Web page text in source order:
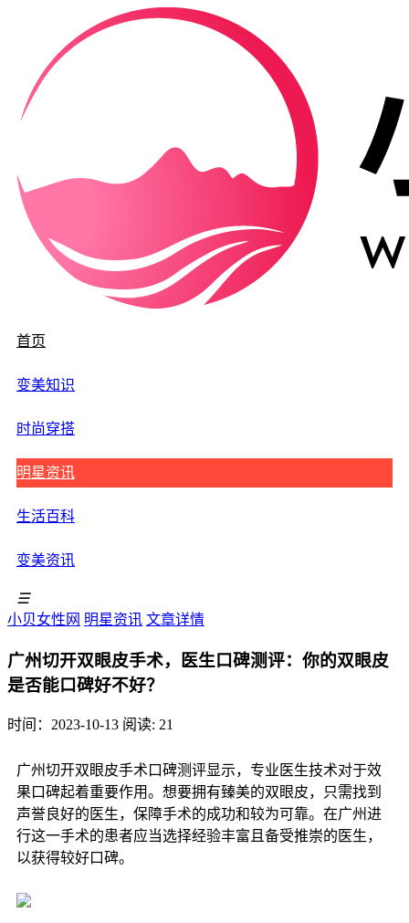
首页
变美知识
时尚穿搭
明星资讯
生活百科
变美资讯
☰
小贝女性网 明星资讯 文章详情
广州切开双眼皮手术，医生口碑测评：你的双眼皮
是否能口碑好不好？
时间：2023-10-13 阅读: 21
广州切开双眼皮手术口碑测评显示，专业医生技术对于效
果口碑起着重要作用。想要拥有臻美的双眼皮，只需找到
声誉良好的医生，保障手术的成功和较为可靠。在广州进
行这一手术的患者应当选择经验丰富且备受推崇的医生，
以获得较好口碑。